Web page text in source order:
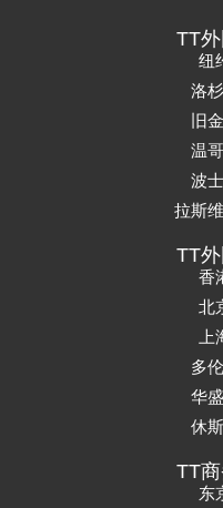
TT
纽
洛
旧
温
波
拉斯
TT
香
北
多
华
休
TT
东